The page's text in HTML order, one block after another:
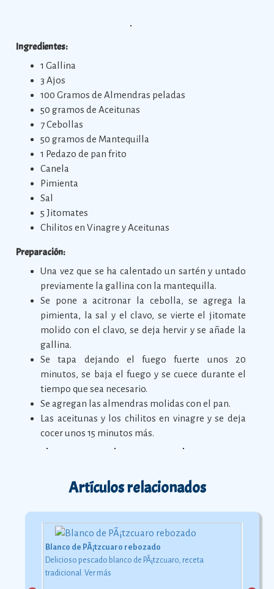
Ingredientes:
1 Gallina
3 Ajos
100 Gramos de Almendras peladas
50 gramos de Aceitunas
7 Cebollas
50 gramos de Mantequilla
1 Pedazo de pan frito
Canela
Pimienta
Sal
5 Jitomates
Chilitos en Vinagre y Aceitunas
Preparación:
Una vez que se ha calentado un sartén y untado
previamente la gallina con la mantequilla.
Se pone a acitronar la cebolla, se agrega la
pimienta, la sal y el clavo, se vierte el jitomate
molido con el clavo, se deja hervir y se añade la
gallina.
Se tapa dejando el fuego fuerte unos 20
minutos, se baja el fuego y se cuece durante el
tiempo que sea necesario.
Se agregan las almendras molidas con el pan.
Las aceitunas y los chilitos en vinagre y se deja
cocer unos 15 minutos más.
Artículos relacionados
Blanco de PÃ¡tzcuaro rebozado
Delicioso pescado blanco de PÃ¡tzcuaro, receta
tradicional. Ver más